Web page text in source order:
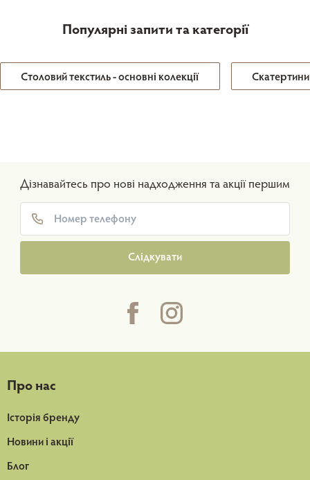
Популярні запити та категорії
Столовий текстиль - основні колекції
Дізнавайтесь про нові надходження та акції першим
Слідкувати
Про нас
Історія бренду
Новини і акції
Блог